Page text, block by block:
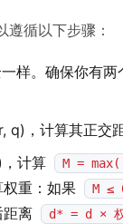
循以下步骤：
一样。确保你有
q)，计算其正交
计算
M =
权重：如果
M ≤
距离 d* = d ×